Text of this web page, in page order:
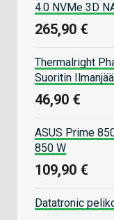
4.0 NVMe 3D
265,90 €
Thermalright
Suoritin
46,90 €
ASUS Prime
850 W
109,90 €
Datatronic